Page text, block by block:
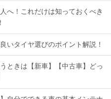
へ！これだけは知っておくべき
いタイヤ選びのポイント解説！
ときは【新車】【中古車】どっ